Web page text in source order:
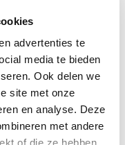
advertenties te
media te bieden
Ook delen we
site met onze
en analyse. Deze
met andere
wil worden.